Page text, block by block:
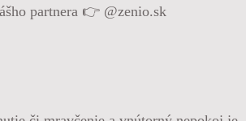
partnera 👉 @zenio.sk